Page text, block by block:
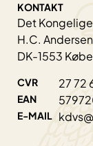
KONTAKT
Det
H.C.
DK-1553
CVR 27 72
EAN
E-MAIL